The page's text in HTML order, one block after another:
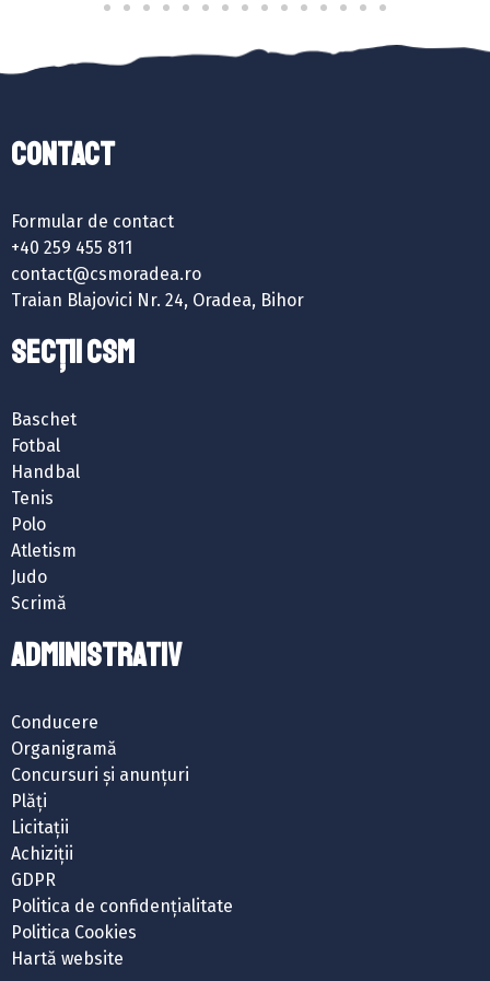
Contact
Formular de contact
+40 259 455 811
contact@csmoradea.ro
Traian Blajovici Nr. 24, Oradea, Bihor
SECȚII CSM
Baschet
Fotbal
Handbal
Tenis
Polo
Atletism
Judo
Scrimă
ADMINISTRATIV
Conducere
Organigramă
Concursuri și anunțuri
Plăți
Licitații
Achiziții
GDPR
Politica de confidențialitate
Politica Cookies
Hartă website